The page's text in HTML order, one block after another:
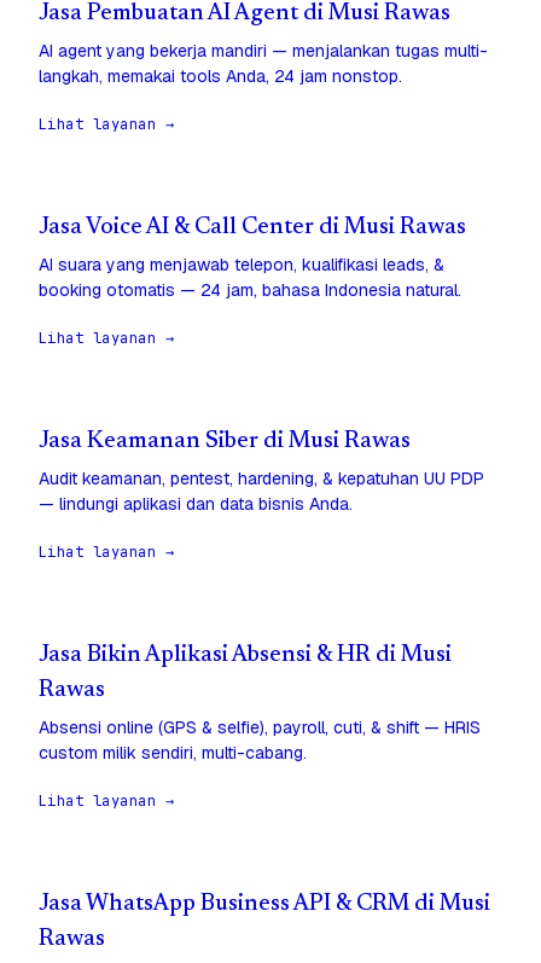
Jasa Pembuatan AI Agent di Musi Rawas
AI agent yang bekerja mandiri — menjalankan tugas multi-
langkah, memakai tools Anda, 24 jam nonstop.
Lihat layanan →
Jasa Voice AI & Call Center di Musi Rawas
AI suara yang menjawab telepon, kualifikasi leads, &
booking otomatis — 24 jam, bahasa Indonesia natural.
Lihat layanan →
Jasa Keamanan Siber di Musi Rawas
Audit keamanan, pentest, hardening, & kepatuhan UU PDP
— lindungi aplikasi dan data bisnis Anda.
Lihat layanan →
Jasa Bikin Aplikasi Absensi & HR di Musi
Rawas
Absensi online (GPS & selfie), payroll, cuti, & shift — HRIS
custom milik sendiri, multi-cabang.
Lihat layanan →
Jasa WhatsApp Business API & CRM di Musi
Rawas